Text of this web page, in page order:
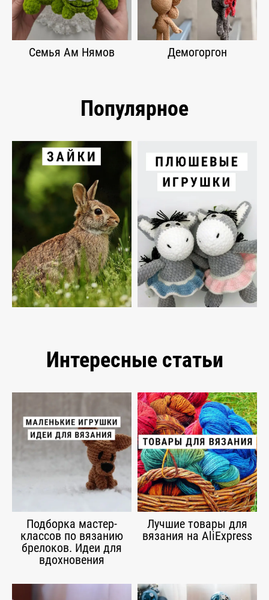
Семья Ам Нямов Демогоргон
Популярное
Интересные статьи
Подборка мастер-
классов по вязанию
брелоков. Идеи для
вдохновения
Лучшие товары для
вязания на AliExpress